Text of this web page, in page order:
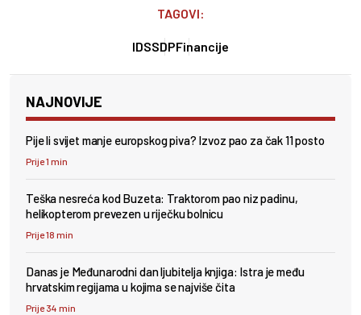
TAGOVI:
IDSSDPFinancije
NAJNOVIJE
Pije li svijet manje europskog piva? Izvoz pao za čak 11 posto
Prije 1 min
Teška nesreća kod Buzeta: Traktorom pao niz padinu,
helikopterom prevezen u riječku bolnicu
Prije 18 min
Danas je Međunarodni dan ljubitelja knjiga: Istra je među
hrvatskim regijama u kojima se najviše čita
Prije 34 min